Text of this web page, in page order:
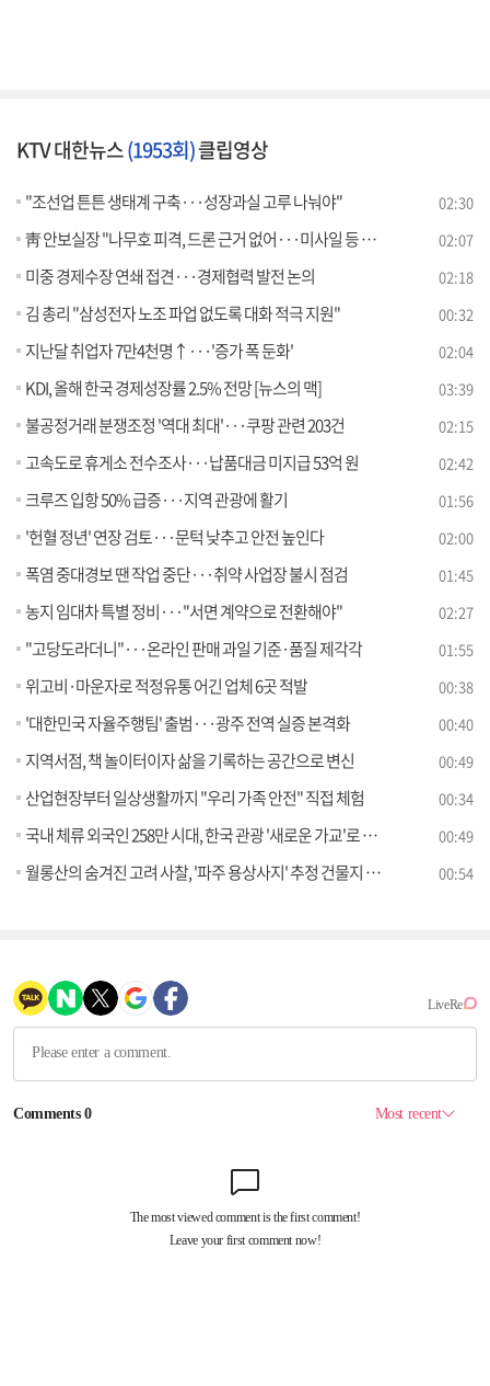
KTV 대한뉴스(1953회)클립영상
"조선업 튼튼 생태계 구축···성장과실 고루 나눠야" 02:30
靑 안보실장 "나무호 피격, 드론 근거 없어···미사일 등 가능성" 02:07
미중 경제수장 연쇄 접견···경제협력 발전 논의 02:18
김 총리 "삼성전자 노조 파업 없도록 대화 적극 지원" 00:32
지난달 취업자 7만4천명↑···'증가 폭 둔화' 02:04
KDI, 올해 한국 경제성장률 2.5% 전망 [뉴스의 맥] 03:39
불공정거래 분쟁조정 '역대 최대'···쿠팡 관련 203건 02:15
고속도로 휴게소 전수조사···납품대금 미지급 53억 원 02:42
크루즈 입항 50% 급증···지역 관광에 활기 01:56
'헌혈 정년' 연장 검토···문턱 낮추고 안전 높인다 02:00
폭염 중대경보 땐 작업 중단···취약 사업장 불시 점검 01:45
농지 임대차 특별 정비···"서면 계약으로 전환해야" 02:27
"고당도라더니"···온라인 판매 과일 기준·품질 제각각 01:55
위고비·마운자로 적정유통 어긴 업체 6곳 적발 00:38
'대한민국 자율주행팀' 출범···광주 전역 실증 본격화 00:40
지역서점, 책 놀이터이자 삶을 기록하는 공간으로 변신 00:49
산업현장부터 일상생활까지 "우리 가족 안전" 직접 체험 00:34
국내 체류 외국인 258만 시대, 한국 관광 '새로운 가교'로 주목 00:49
월롱산의 숨겨진 고려 사찰, '파주 용상사지' 추정 건물지 발굴성과 공개 00:54